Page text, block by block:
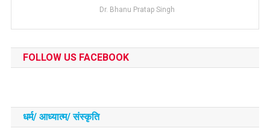
Dr. Bhanu Pratap Singh
FOLLOW US FACEBOOK
धर्म/ आध्‍यात्‍म/ संस्‍कृति